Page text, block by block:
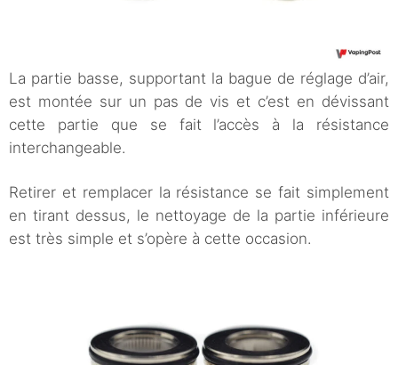
La partie basse, supportant la bague de réglage d’air,
est montée sur un pas de vis et c’est en dévissant
cette partie que se fait l’accès à la résistance
interchangeable.
Retirer et remplacer la résistance se fait simplement
en tirant dessus, le nettoyage de la partie inférieure
est très simple et s’opère à cette occasion.